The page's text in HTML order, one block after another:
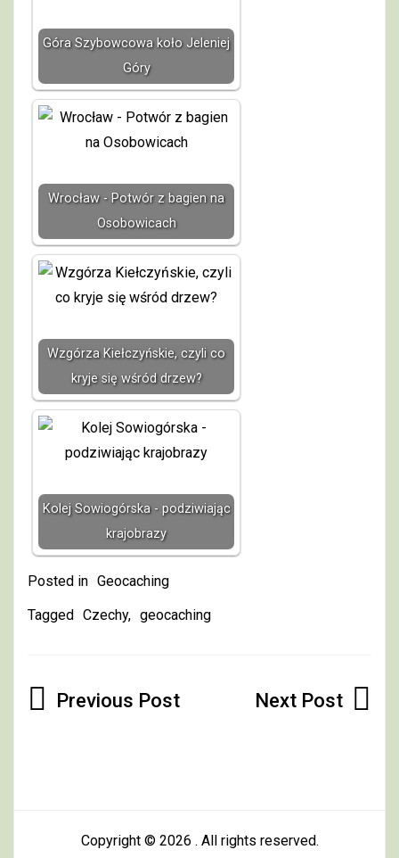
Góra Szybowcowa koło Jeleniej
Góry
Wrocław - Potwór z bagien na
Osobowicach
Wzgórza Kiełczyńskie, czyli co
kryje się wśród drzew?
Kolej Sowiogórska - podziwiając
krajobrazy
Posted in Geocaching
Tagged Czechy, geocaching
Nawigacja
Copyright © 2026 . All rights reserved.